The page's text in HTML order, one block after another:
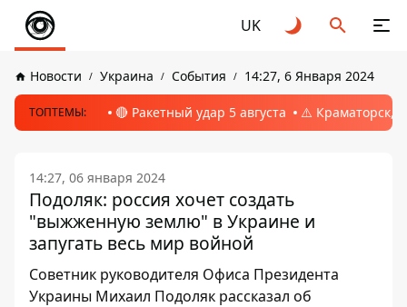
UK
Новости Украина События 14:27, 6 Января 2024
ТОПТЕМЫ: 🔴 Ракетный удар 5 августа ⚠️ Краматорск,
14:27, 06 января 2024
Подоляк: россия хочет создать
"выжженную землю" в Украине и
запугать весь мир войной
Советник руководителя Офиса Президента
Украины Михаил Подоляк рассказал об